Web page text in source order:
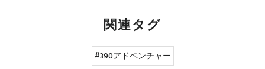
関連タグ
#390アドベンチャー